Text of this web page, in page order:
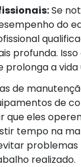
Se
do
profunda.
prolonga a
de
de
que eles
tempo na
realizado.